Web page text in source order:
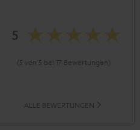
5
(5 von 5 bei 17 Bewertungen)
ALLE BEWERTUNGEN